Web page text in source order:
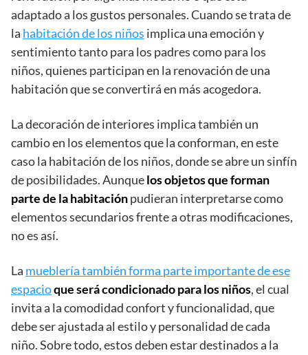
adaptado a los gustos personales. Cuando se trata de
la habitación de los niños implica una emoción y
sentimiento tanto para los padres como para los
niños, quienes participan en la renovación de una
habitación que se convertirá en más acogedora.
La decoración de interiores implica también un
cambio en los elementos que la conforman, en este
caso la habitación de los niños, donde se abre un sinfín
de posibilidades. Aunquelos objetos que forman
parte de la habitaciónpudieran interpretarse como
elementos secundarios frente a otras modificaciones,
no es así.
La mueblería también forma parte importante de ese
espacioque será condicionado para los niños, el cual
invita a la comodidad confort y funcionalidad, que
debe ser ajustada al estilo y personalidad de cada
niño. Sobre todo, estos deben estar destinados a la